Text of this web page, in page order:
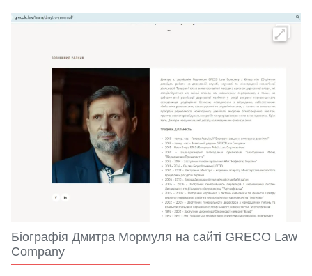
Біографія Дмитра Мормуля на сайті GRECO Law
Company